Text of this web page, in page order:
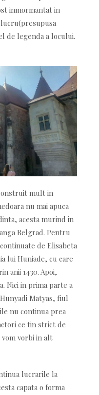
inmormantat in
de legenda a locului.
mult in
nu mai apuca
acesta murind in
Belgrad. Pentru
de Elisabeta
lui Huniade, cu care
anii 1430. Apoi,
Nici in prima parte a
Matyas, fiul
nu continua prea
ce tin strict de
vorbi in alt
lucrarile la
capata o forma